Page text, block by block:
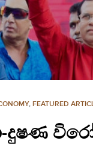
, FEATURED